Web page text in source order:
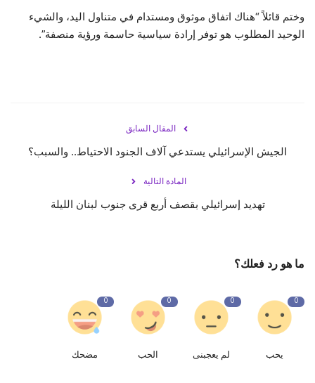
وختم قائلاً “هناك اتفاق موثوق ومستدام في متناول اليد، والشيء
الوحيد المطلوب هو توفر إرادة سياسية حاسمة ورؤية منصفة”.
المقال السابق
الجيش الإسرائيلي يستدعي آلاف الجنود الاحتياط.. والسبب؟
المادة التالية
تهديد إسرائيلي بقصف أربع قرى جنوب لبنان الليلة
ما هو رد فعلك؟
0
يحب
0
لم يعجبنى
0
الحب
0
مضحك